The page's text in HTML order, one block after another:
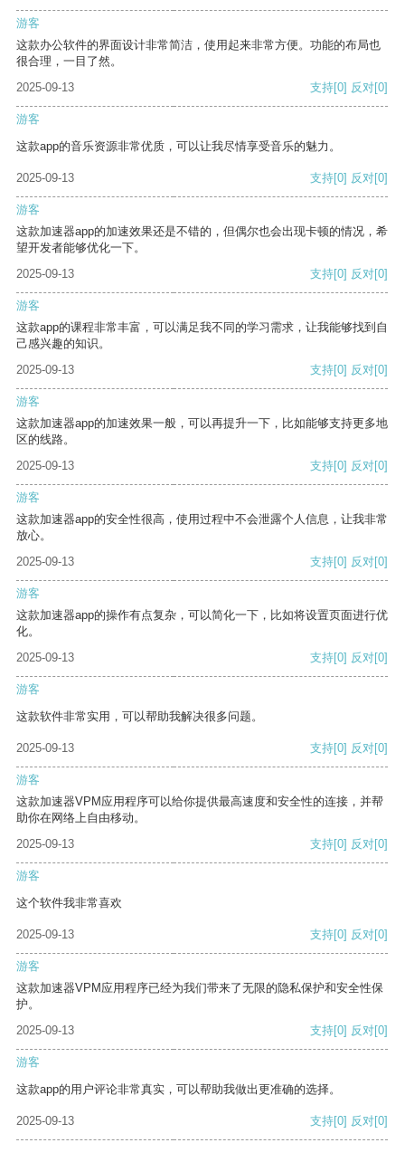
游客
这款办公软件的界面设计非常简洁，使用起来非常方便。功能的布局也
很合理，一目了然。
2025-09-13
支持[0] 反对[0]
游客
这款app的音乐资源非常优质，可以让我尽情享受音乐的魅力。
2025-09-13 支持[0] 反对[0]
游客
这款加速器app的加速效果还是不错的，但偶尔也会出现卡顿的情况，希
望开发者能够优化一下。
2025-09-13
支持[0] 反对[0]
游客
这款app的课程非常丰富，可以满足我不同的学习需求，让我能够找到自
己感兴趣的知识。
2025-09-13
支持[0] 反对[0]
游客
这款加速器app的加速效果一般，可以再提升一下，比如能够支持更多地
区的线路。
2025-09-13
支持[0] 反对[0]
游客
这款加速器app的安全性很高，使用过程中不会泄露个人信息，让我非常
放心。
2025-09-13
支持[0] 反对[0]
游客
这款加速器app的操作有点复杂，可以简化一下，比如将设置页面进行优
化。
2025-09-13
支持[0] 反对[0]
游客
这款软件非常实用，可以帮助我解决很多问题。
2025-09-13 支持[0] 反对[0]
游客
这款加速器VPM应用程序可以给你提供最高速度和安全性的连接，并帮
助你在网络上自由移动。
2025-09-13
支持[0] 反对[0]
游客
这个软件我非常喜欢
2025-09-13 支持[0] 反对[0]
游客
这款加速器VPM应用程序已经为我们带来了无限的隐私保护和安全性保
护。
2025-09-13
支持[0] 反对[0]
游客
这款app的用户评论非常真实，可以帮助我做出更准确的选择。
2025-09-13 支持[0] 反对[0]